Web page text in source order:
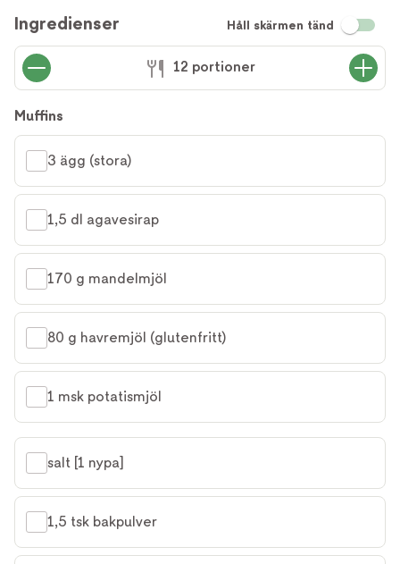
Ingredienser Håll skärmen tänd
12 portioner
Muffins
3 ägg (stora)
1,5 dl agavesirap
170 g mandelmjöl
80 g havremjöl (glutenfritt)
1 msk potatismjöl
salt [1 nypa]
1,5 tsk bakpulver